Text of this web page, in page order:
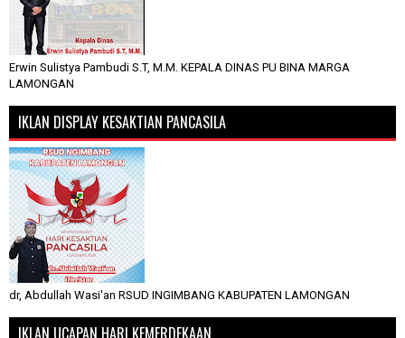
Erwin Sulistya Pambudi S.T, M.M. KEPALA DINAS PU BINA MARGA
LAMONGAN
IKLAN DISPLAY KESAKTIAN PANCASILA
dr, Abdullah Wasi'an RSUD INGIMBANG KABUPATEN LAMONGAN
IKLAN UCAPAN HARI KEMERDEKAAN